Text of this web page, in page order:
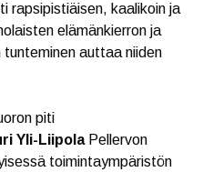
rapsipistiäisen, kaalikoin ja
elämänkierron ja
auttaa niiden
piti
Yli-Liipola Pellervon
toimintaympäristön